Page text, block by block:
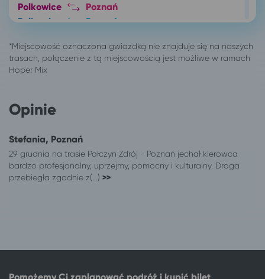
Polkowice
Poznań
Polkowice
Poznań
Poznań
Łódź
Poznań
Chłopy
Poznań
Poznań
Kudowa-Zdrój
Poznań
Świnoujście
Poznań
Warszawa
Poznań
Lądek-Zdrój
Poznań
Dziadowice
Opinie
Stefania, Poznań
29 grudnia na trasie Połczyn Zdrój - Poznań jechał kierowca
bardzo profesjonalny, uprzejmy, pomocny i kulturalny. Droga
przebiegła zgodnie z(...) >>
Pomożemy Ci zaplanować podróż i kupić bilet